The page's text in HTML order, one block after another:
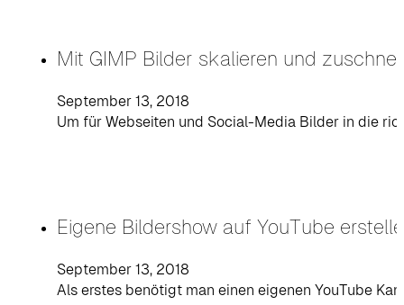
Mit GIMP Bilder skalieren und
September 13, 2018
Um für Webseiten und Social-Media Bilder in die
Eigene Bildershow auf YouTube
September 13, 2018
Als erstes benötigt man einen eigenen YouTube